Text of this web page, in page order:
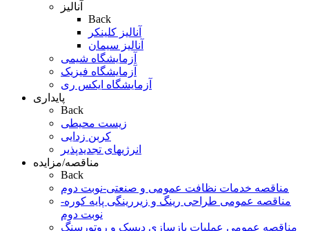
آنالیز
Back
آنالیز کلینکر
آنالیز سیمان
آزمایشگاه شیمی
آزمایشگاه فیزیک
آزمایشگاه ایکس ری
پایداری
Back
زیست محیطی
کربن زدایی
انرژیهای تجدیدپذیر
مناقصه/مزایده
Back
مناقصه خدمات نظافت عمومی و صنعتی-نوبت دوم
مناقصه عمومی طراحی رینگ و زیررینگی پایه کوره-
نوبت دوم
مناقصه عمومی عملیات بازسازی دیسک و روتورسنگ